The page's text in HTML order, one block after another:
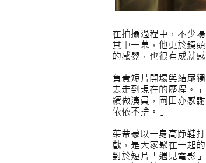
在拍攝過程中，不少
其中一幕，他更於鏡
的感覺，也很有成就感
負責短片開場與結尾
去走到現在的歷程。
續做演員，岡田亦感
依依不捨。」
茱蒂蒙以一身高踭鞋
戲，是大家聚在一起
對於短片「遇見電影